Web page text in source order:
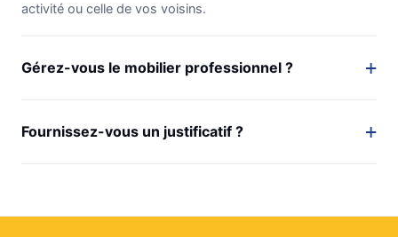
activité ou celle de vos voisins.
Gérez-vous le mobilier professionnel ?
Fournissez-vous un justificatif ?